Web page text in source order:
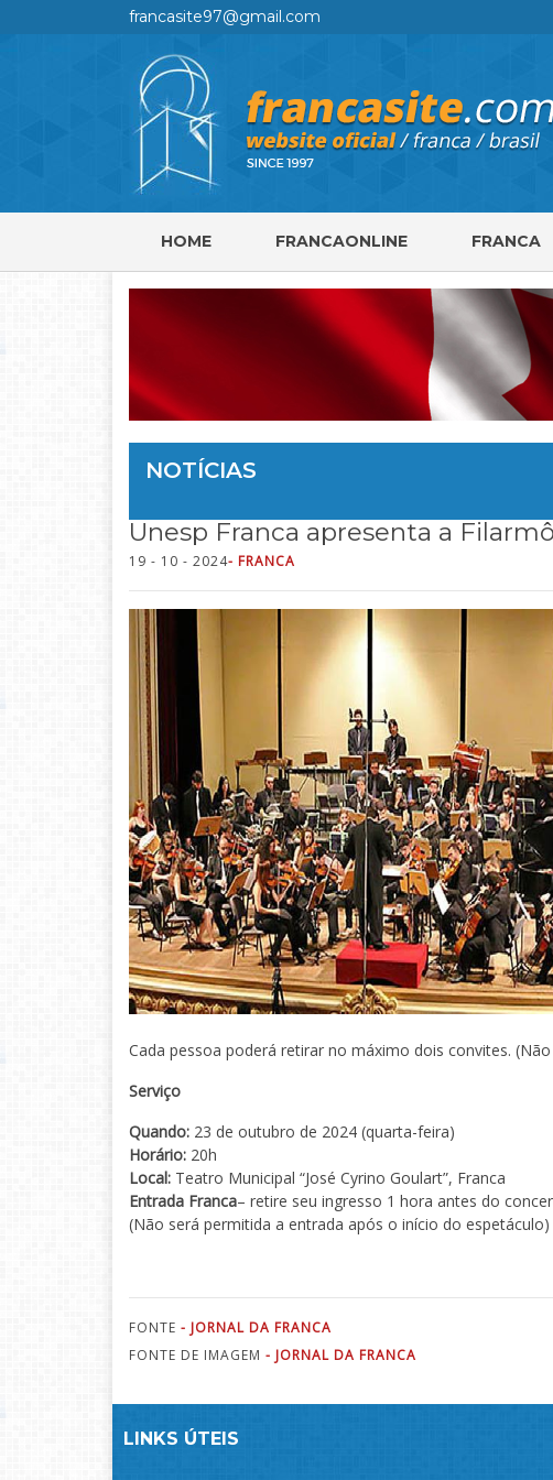
francasite97@gmail.com
HOME FRANCAONLINE FRANCA
NOTÍCIAS
Unesp Franca apresenta a
19 - 10 - 2024- FRANCA
Cada pessoa poderá retirar no máximo dois convites.
Serviço
Quando: 23 de outubro de 2024 (quarta-feira)
Horário: 20h
Local: Teatro Municipal “José Cyrino Goulart”, Franca
Entrada Franca– retire seu ingresso 1 hora antes do
(Não será permitida a entrada após o início do espetáculo)
FONTE - JORNAL DA FRANCA
FONTE DE IMAGEM - JORNAL DA FRANCA
LINKS ÚTEIS